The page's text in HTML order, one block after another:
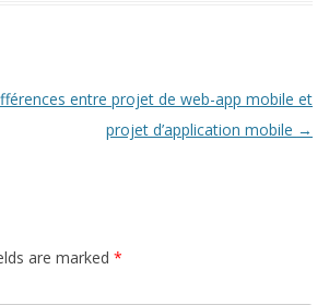
entre projet de web-app mobile et
projet d’application mobile →
are marked *